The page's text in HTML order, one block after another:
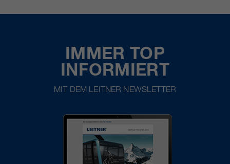
IMMER TOP
INFORMIERT
MIT DEM LEITNER NEWSLETTER